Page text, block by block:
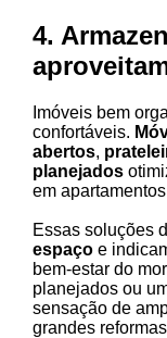
4.
Imóveis bem
confortáveis.
abertos,
planejados
em
Essas soluções
espaço e
bem-estar do
planejados ou
sensação de
grandes